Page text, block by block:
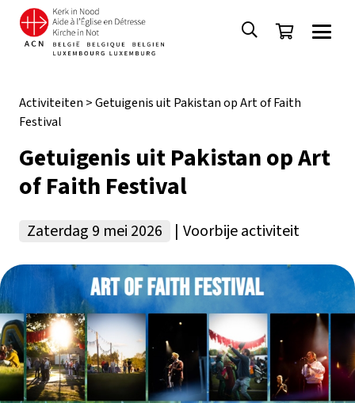
Activiteiten >Getuigenis uit Pakistan op Art of Faith
Festival
Getuigenis uit Pakistan op Art
of Faith Festival
Zaterdag 9 mei 2026 | Voorbije activiteit